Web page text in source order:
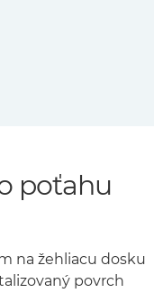
poťahu
na žehliacu dosku
povrch